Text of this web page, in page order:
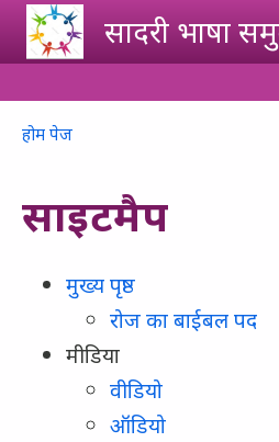
Skip to main content
सादरी भाषा
Breadcrumb
होम पेज
साइटमैप
मुख्य पृष्ठ
रोज का बाईबल पद
मीडिया
वीडियो
ऑडियो